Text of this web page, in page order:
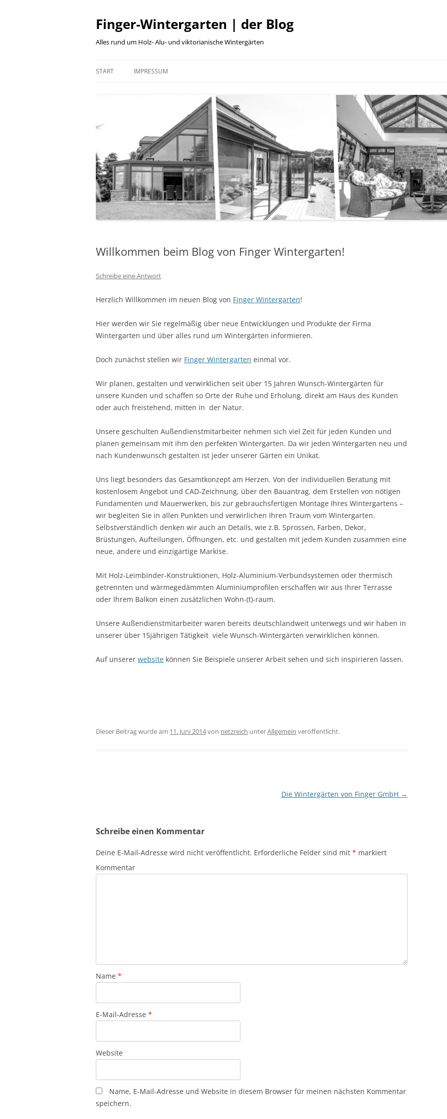
Finger-Wintergarten | der Blog
Alles rund um Holz- Alu- und viktorianische Wintergärten
START IMPRESSUM
Willkommen beim Blog von Finger Wintergarten!
Schreibe eine Antwort
Herzlich Willkommen im neuen Blog von Finger Wintergarten!
Hier werden wir Sie regelmäßig über neue Entwicklungen und Produkte der Firma
Wintergarten und über alles rund um Wintergärten informieren.
Doch zunächst stellen wir Finger Wintergarten einmal vor.
Wir planen, gestalten und verwirklichen seit über 15 Jahren Wunsch-Wintergärten für
unsere Kunden und schaffen so Orte der Ruhe und Erholung, direkt am Haus des Kunden
oder auch freistehend, mitten in der Natur.
Unsere geschulten Außendienstmitarbeiter nehmen sich viel Zeit für jeden Kunden und
planen gemeinsam mit ihm den perfekten Wintergarten. Da wir jeden Wintergarten neu und
nach Kundenwunsch gestalten ist jeder unserer Gärten ein Unikat.
Uns liegt besonders das Gesamtkonzept am Herzen. Von der individuellen Beratung mit
kostenlosem Angebot und CAD-Zeichnung, über den Bauantrag, dem Erstellen von nötigen
Fundamenten und Mauerwerken, bis zur gebrauchsfertigen Montage Ihres Wintergartens –
wir begleiten Sie in allen Punkten und verwirlichen Ihren Traum vom Wintergarten.
Selbstverständlich denken wir auch an Details, wie z.B. Sprossen, Farben, Dekor,
Brüstungen, Aufteilungen, Öffnungen, etc. und gestalten mit jedem Kunden zusammen eine
neue, andere und einzigartige Markise.
Mit Holz-Leimbinder-Konstruktionen, Holz-Aluminium-Verbundsystemen oder thermisch
getrennten und wärmegedämmten Aluminiumprofilen erschaffen wir aus Ihrer Terrasse
oder Ihrem Balkon einen zusätzlichen Wohn-(t)-raum.
Unsere Außendienstmitarbeiter waren bereits deutschlandweit unterwegs und wir haben in
unserer über 15jährigen Tätigkeit viele Wunsch-Wintergärten verwirklichen können.
Auf unserer website können Sie Beispiele unserer Arbeit sehen und sich inspirieren lassen.
Dieser Beitrag wurde am 11. Juni 2014von netzreich unterAllgemein veröffentlicht.
Die Wintergärten von Finger GmbH →
Schreibe einen Kommentar
Deine E-Mail-Adresse wird nicht veröffentlicht. Erforderliche Felder sind mit * markiert
Kommentar
Name *
E-Mail-Adresse *
Website
Name, E-Mail-Adresse und Website in diesem Browser für meinen nächsten Kommentar
speichern.